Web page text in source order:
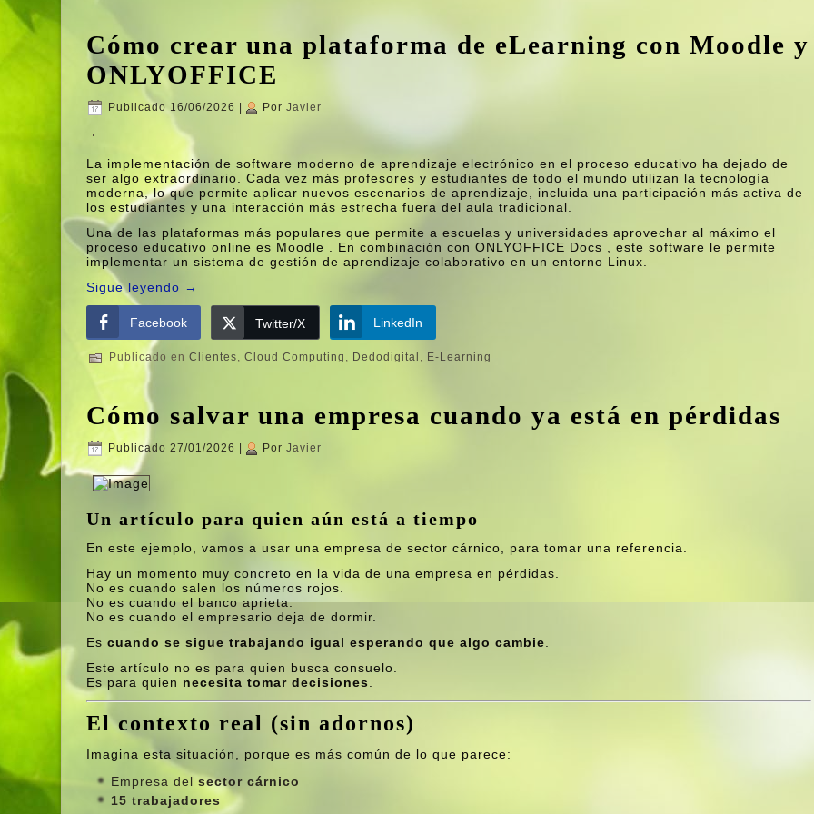
Cómo crear una plataforma de eLearning con Moodle y
ONLYOFFICE
Publicado 16/06/2026 | Por Javier
La implementación de software moderno de aprendizaje electrónico en el proceso educativo ha dejado de
ser algo extraordinario. Cada vez más profesores y estudiantes de todo el mundo utilizan la tecnología
moderna, lo que permite aplicar nuevos escenarios de aprendizaje, incluida una participación más activa de
los estudiantes y una interacción más estrecha fuera del aula tradicional.
Una de las plataformas más populares que permite a escuelas y universidades aprovechar al máximo el
proceso educativo online es Moodle . En combinación con ONLYOFFICE Docs , este software le permite
implementar un sistema de gestión de aprendizaje colaborativo en un entorno Linux.
Sigue leyendo →
Facebook Twitter/X LinkedIn
Publicado en Clientes,Cloud Computing , Dedodigital , E-Learning
Cómo salvar una empresa cuando ya está en pérdidas
Publicado 27/01/2026 | Por Javier
Un artículo para quien aún está a tiempo
En este ejemplo, vamos a usar una empresa de sector cárnico, para tomar una referencia.
Hay un momento muy concreto en la vida de una empresa en pérdidas.
No es cuando salen los números rojos.
No es cuando el banco aprieta.
No es cuando el empresario deja de dormir.
Escuando se sigue trabajando igual esperando que algo cambie
Este artículo no es para quien busca consuelo.
Es para quien necesita tomar decisiones
El contexto real (sin adornos)
Imagina esta situación, porque es más común de lo que parece:
Empresa delsector cárnico
15 trabajadores